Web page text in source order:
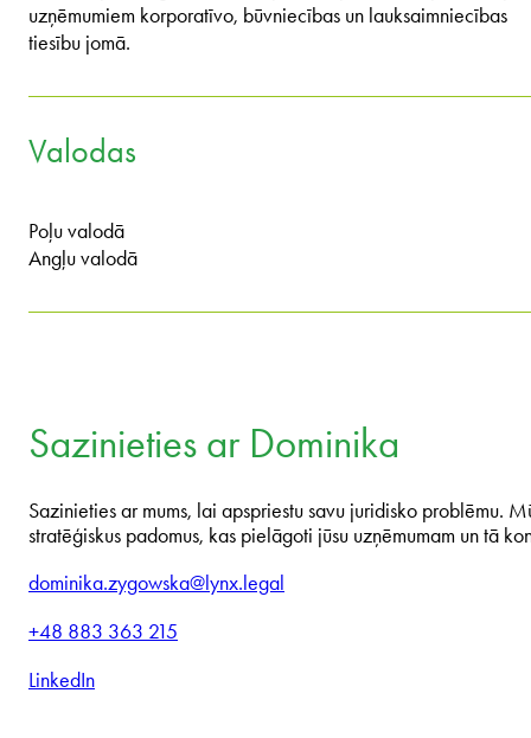
uzņēmumiem korporatīvo, būvniecības un lauksaimniecības
tiesību jomā.
Valodas
Poļu valodā
Angļu valodā
Sazinieties ar Dominika
Sazinieties ar mums, lai apspriestu savu juridisko problēmu.
stratēģiskus padomus, kas pielāgoti jūsu uzņēmumam un tā
dominika.zygowska@lynx.legal
+48 883 363 215
LinkedIn